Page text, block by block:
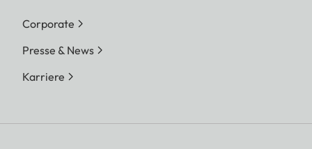
Corporate
Presse & News
Karriere